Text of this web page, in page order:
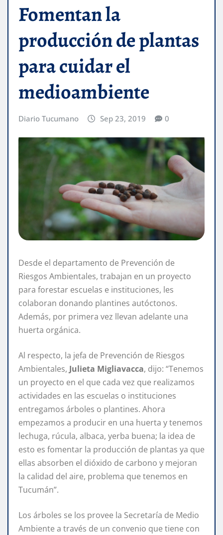
Fomentan la
producción de plantas
para cuidar el
medioambiente
Diario Tucumano Sep 23, 2019 0
Desde el departamento de Prevención de
Riesgos Ambientales, trabajan en un proyecto
para forestar escuelas e instituciones, les
colaboran donando plantines autóctonos.
Además, por primera vez llevan adelante una
huerta orgánica.
Al respecto, la jefa de Prevención de Riesgos
Ambientales, Julieta Migliavacca, dijo: “Tenemos
un proyecto en el que cada vez que realizamos
actividades en las escuelas o instituciones
entregamos árboles o plantines. Ahora
empezamos a producir en una huerta y tenemos
lechuga, rúcula, albaca, yerba buena; la idea de
esto es fomentar la producción de plantas ya que
ellas absorben el dióxido de carbono y mejoran
la calidad del aire, problema que tenemos en
Tucumán”.
Los árboles se los provee la Secretaría de Medio
Ambiente a través de un convenio que tiene con